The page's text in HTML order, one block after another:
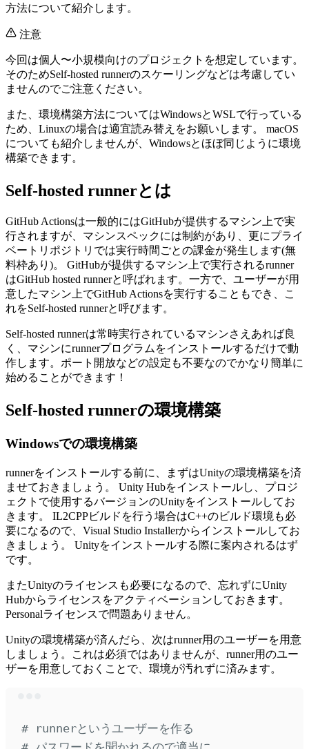
方法について紹介します。
注意
今回は個人〜小規模向けのプロジェクトを想定しています。
そのためSelf-hosted runnerのスケーリングなどは考慮してい
ませんのでご注意ください。
また、環境構築方法についてはWindowsとWSLで行っている
ため、Linuxの場合は適宜読み替えをお願いします。 macOS
についても紹介しませんが、Windowsとほぼ同じように環境
構築できます。
Self-hosted runnerとは
GitHub Actionsは一般的にはGitHubが提供するマシン上で実
行されますが、マシンスペックには制約があり、更にプライ
ベートリポジトリでは実行時間ごとの課金が発生します(無
料枠あり)。 GitHubが提供するマシン上で実行されるrunner
はGitHub hosted runnerと呼ばれます。一方で、ユーザーが用
意したマシン上でGitHub Actionsを実行することもでき、こ
れをSelf-hosted runnerと呼びます。
Self-hosted runnerは常時実行されているマシンさえあれば良
く、マシンにrunnerプログラムをインストールするだけで動
作します。ポート開放などの設定も不要なのでかなり簡単に
始めることができます！
Self-hosted runnerの環境構築
Windowsでの環境構築
runnerをインストールする前に、まずはUnityの環境構築を済
ませておきましょう。 Unity Hubをインストールし、プロジ
ェクトで使用するバージョンのUnityをインストールしてお
きます。 IL2CPPビルドを行う場合はC++のビルド環境も必
要になるので、Visual Studio Installerからインストールしてお
きましょう。 Unityをインストールする際に案内されるはず
です。
またUnityのライセンスも必要になるので、忘れずにUnity
Hubからライセンスをアクティベーションしておきます。
Personalライセンスで問題ありません。
Unityの環境構築が済んだら、次はrunner用のユーザーを用意
しましょう。これは必須ではありませんが、runner用のユー
ザーを用意しておくことで、環境が汚れずに済みます。
# runnerというユーザーを作る